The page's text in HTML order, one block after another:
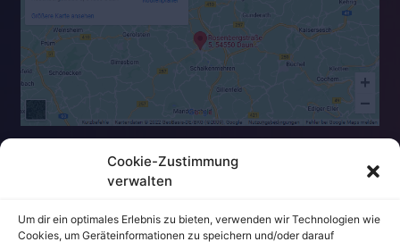
Cookie-Zustimmung
verwalten
Um dir ein optimales Erlebnis zu bieten, verwenden wir Technologien wie
Cookies, um Geräteinformationen zu speichern und/oder darauf